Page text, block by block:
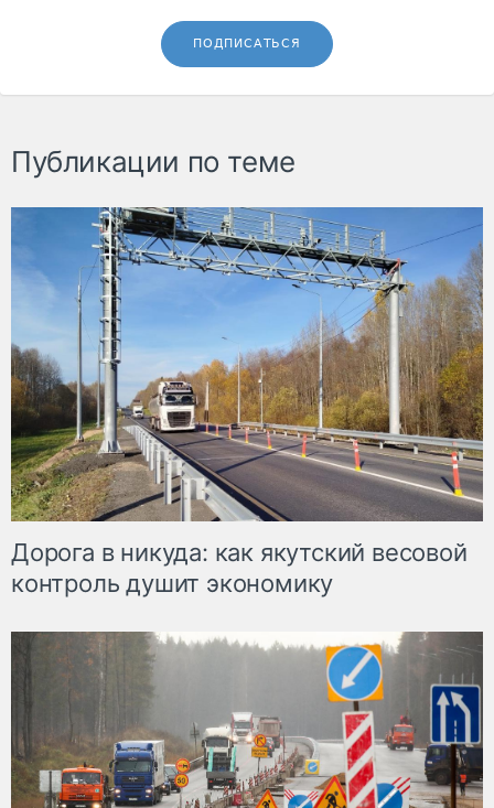
ПОДПИСАТЬСЯ
Публикации по теме
Дорога в никуда: как якутский весовой
контроль душит экономику